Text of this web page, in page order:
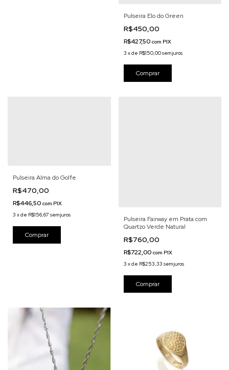
Pulseira Elo do Green
R$450,00
R$427,50 com PIX
3 xde R$150,00sem juros
Pulseira Alma do Golfe
R$470,00
R$446,50 com PIX
3 xde R$156,67 sem juros
Pulseira Fairway em Prata com
Quartzo Verde Natural
R$760,00
R$722,00 com PIX
3 xde R$253,33 sem juros